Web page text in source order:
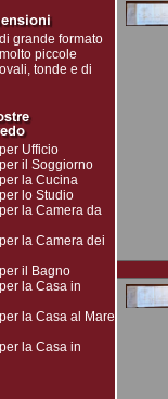
grande formato
piccole
tonde e di
Ufficio
il Soggiorno
la Cucina
lo Studio
la Camera da
la Camera dei
il Bagno
la Casa in
la Casa al Mare
la Casa in